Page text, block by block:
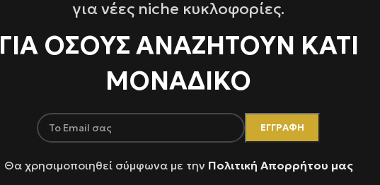
για νέες niche κυκλοφορίες.
ΓΙΑ ΌΣΟΥΣ ΑΝΑΖΗΤΟΥΝ ΚΑΤΙ
ΜΟΝΑΔΙΚΟ
Θα χρησιμοποιηθεί σύμφωνα με την Πολιτική Απορρήτου μας